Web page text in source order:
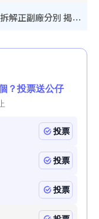
網傳公院改用內地/副廠藥？醫生拆解正副廠分別 揭4類人換藥隨時出事